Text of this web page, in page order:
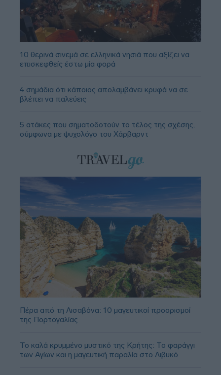
10 θερινά σινεμά σε ελληνικά νησιά που αξίζει να
επισκεφθείς έστω μία φορά
4 σημάδια ότι κάποιος απολαμβάνει κρυφά να σε
βλέπει να παλεύεις
5 ατάκες που σηματοδοτούν το τέλος της σχέσης,
σύμφωνα με ψυχολόγο του Χάρβαρντ
Πέρα από τη Λισαβόνα: 10 μαγευτικοί προορισμοί
της Πορτογαλίας
Το καλά κρυμμένο μυστικό της Κρήτης: Το φαράγγι
των Αγίων και η μαγευτική παραλία στο Λιβυκό